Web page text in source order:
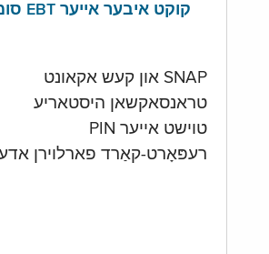
קוקט איבער אייער EBT סומע
SNAP און קעש אקאונט
טראנסאקשאן היסטאריע
טוישט אייער PIN
רעפּאָרט-קאַרד פארלוירן